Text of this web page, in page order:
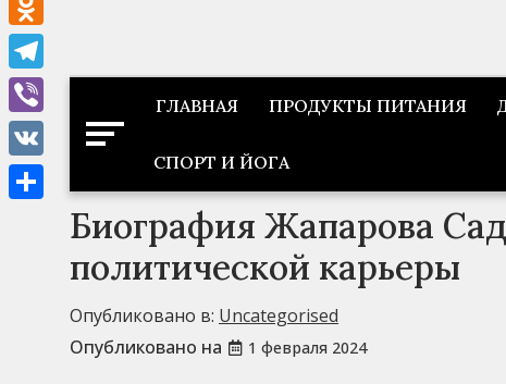
ГЛАВНАЯ ПРОДУКТЫ ПИТАНИЯ
СПОРТ И ЙОГА
Биография Жапарова
политической карьеры
Опубликовано в: Uncategorised
Опубликовано на
1 февраля 2024
Odnoklassniki
Telegram
Viber
VK
Отправить